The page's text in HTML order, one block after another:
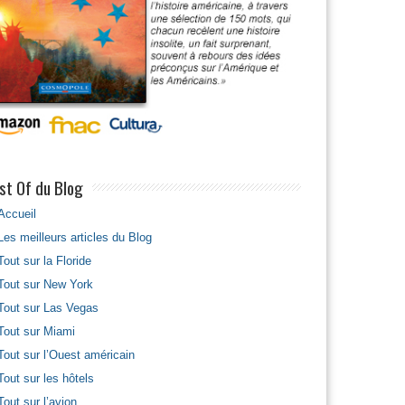
Of du Blog
meilleurs articles du Blog
sur la Floride
sur New York
sur Las Vegas
sur Miami
sur l’Ouest américain
sur les hôtels
sur l’avion